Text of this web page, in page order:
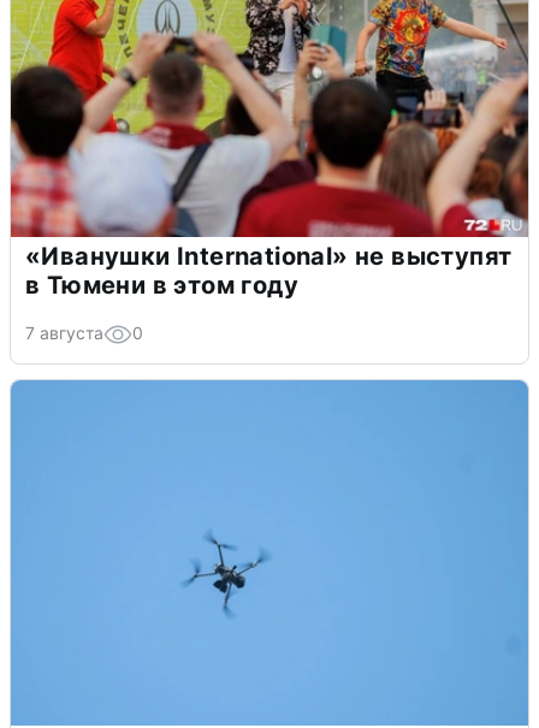
«Иванушки International» не выступят
в Тюмени в этом году
7 августа 0